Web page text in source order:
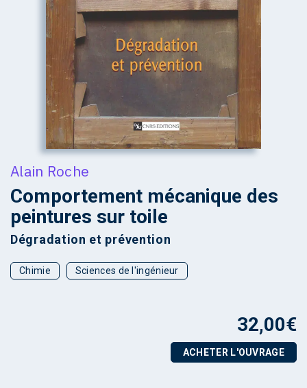
Alain Roche
Comportement mécanique des
peintures sur toile
Dégradation et prévention
Chimie Sciences de l'ingénieur
32,00€
ACHETER L'OUVRAGE